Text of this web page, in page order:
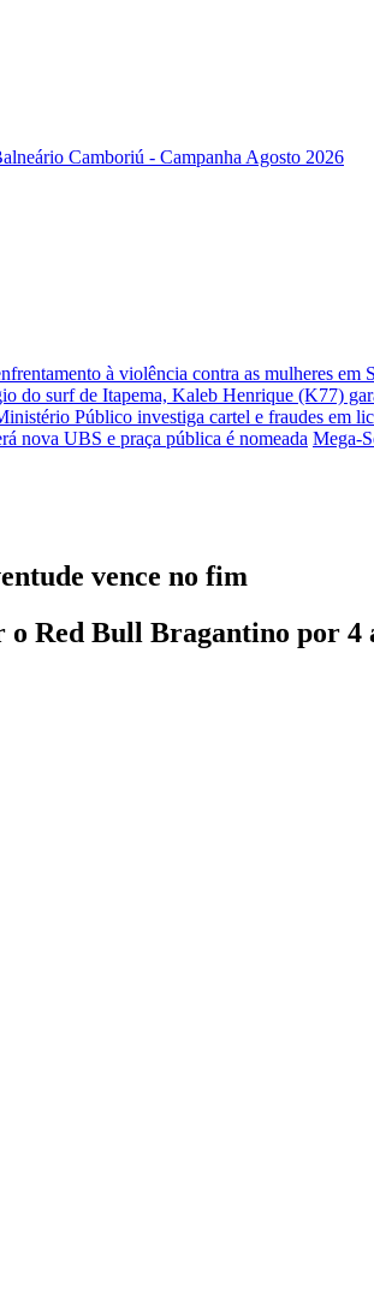
à violência contra as mulheres em
do surf de Itapema, Kaleb Henrique (K77)
Público investiga cartel e fraudes em
nova UBS e praça pública é nomeada Mega-
vence no fim
o Red Bull Bragantino por 4